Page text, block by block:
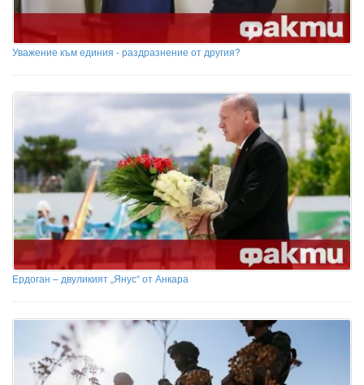
Уважение към единия - раздразнение от другия?
Ердоган – двуликият „Янус“ от Анкара